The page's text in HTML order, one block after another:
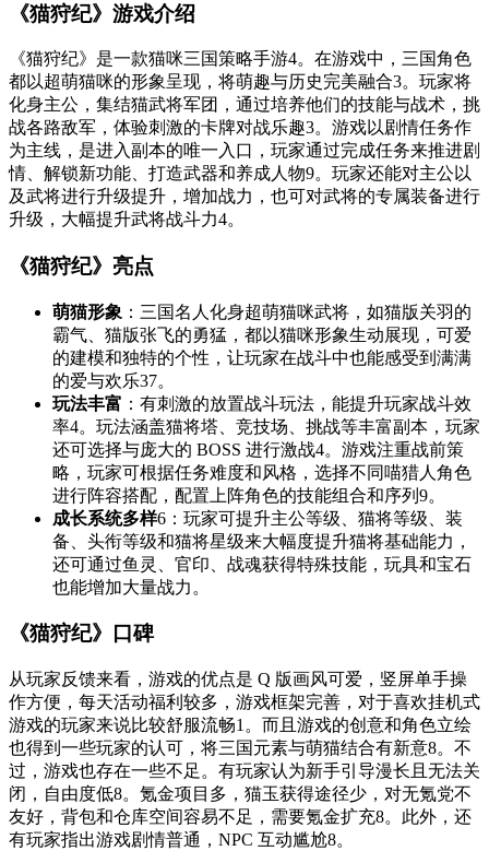
《猫狩纪》游戏介绍
《猫狩纪》是一款猫咪三国策略手游4。在游戏中，三国角色
都以超萌猫咪的形象呈现，将萌趣与历史完美融合3。玩家将
化身主公，集结猫武将军团，通过培养他们的技能与战术，挑
战各路敌军，体验刺激的卡牌对战乐趣3。游戏以剧情任务作
为主线，是进入副本的唯一入口，玩家通过完成任务来推进剧
情、解锁新功能、打造武器和养成人物9。玩家还能对主公以
及武将进行升级提升，增加战力，也可对武将的专属装备进行
升级，大幅提升武将战斗力4。
《猫狩纪》亮点
萌猫形象 ：三国名人化身超萌猫咪武将，如猫版关羽的
霸气、猫版张飞的勇猛，都以猫咪形象生动展现，可爱
的建模和独特的个性，让玩家在战斗中也能感受到满满
的爱与欢乐37。
玩法丰富 ：有刺激的放置战斗玩法，能提升玩家战斗效
率4。玩法涵盖猫将塔、竞技场、挑战等丰富副本，玩家
还可选择与庞大的 BOSS 进行激战4。游戏注重战前策
略，玩家可根据任务难度和风格，选择不同喵猎人角色
进行阵容搭配，配置上阵角色的技能组合和序列 9。
成长系统多样6 ：玩家可提升主公等级、猫将等级、装
备、头衔等级和猫将星级来大幅度提升猫将基础能力，
还可通过鱼灵、官印、战魂获得特殊技能，玩具和宝石
也能增加大量战力。
《猫狩纪》口碑
从玩家反馈来看，游戏的优点是 Q 版画风可爱，竖屏单手操
作方便，每天活动福利较多，游戏框架完善，对于喜欢挂机式
游戏的玩家来说比较舒服流畅1 。而且游戏的创意和角色立绘
也得到一些玩家的认可，将三国元素与萌猫结合有新意8。不
过，游戏也存在一些不足。有玩家认为新手引导漫长且无法关
闭，自由度低8。氪金项目多，猫玉获得途径少，对无氪党不
友好，背包和仓库空间容易不足，需要氪金扩充8。此外，还
有玩家指出游戏剧情普通，NPC 互动尴尬8。